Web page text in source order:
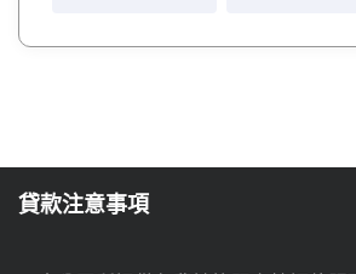
貸款注意事項